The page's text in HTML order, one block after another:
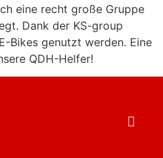
eine recht große Gruppe
Dank der KS-group
Bikes genutzt werden. Eine
QDH-Helfer!